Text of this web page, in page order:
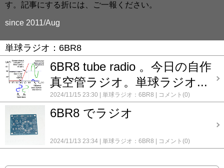
す。記事にする折には、ご一報ください。
since 2011/Aug
単球ラジオ：6BR8
6BR8 tube radio 。今日の自作
真空管ラジオ。単球ラジオ...
2024/11/15 23:30 単球ラジオ：6BR8 コメント(0)
6BR8 でラジオ
2024/11/13 23:34 単球ラジオ：6BR8 コメント(0)